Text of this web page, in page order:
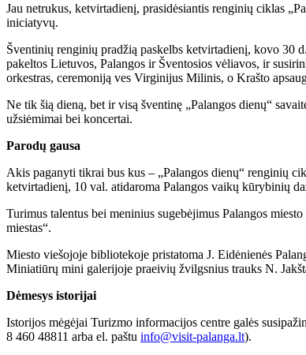
Jau netrukus, ketvirtadienį, prasidėsiantis renginių ciklas
iniciatyvų.
Šventinių renginių pradžią paskelbs ketvirtadienį, kovo 30
pakeltos Lietuvos, Palangos ir Šventosios vėliavos, ir
orkestras, ceremoniją ves Virginijus Milinis, o Krašto
Ne tik šią dieną, bet ir visą šventinę „Palangos dienų“
užsiėmimai bei koncertai.
Parodų gausa
Akis paganyti tikrai bus kus – „Palangos dienų“ renginių
ketvirtadienį, 10 val. atidaroma Palangos vaikų kūrybinių
Turimus talentus bei meninius sugebėjimus Palangos
miestas“.
Miesto viešojoje bibliotekoje pristatoma J. Eidėnienės
Miniatiūrų mini galerijoje praeivių žvilgsnius trauks N.
Dėmesys istorijai
Istorijos mėgėjai Turizmo informacijos centre galės
8 460 48811 arba el. paštu info@visit-palanga.lt).